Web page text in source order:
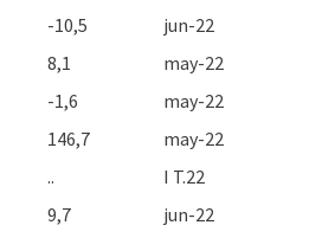
-10,5
jun-22
8,1
may-22
-1,6
may-22
146,7
may-22
..
I T.22
9,7
jun-22